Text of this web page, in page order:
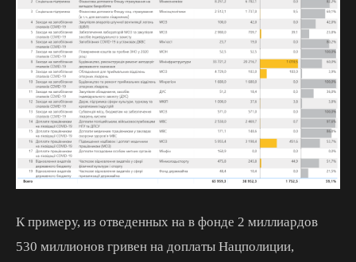
К примеру, из отведенных на в фонде 2 миллиардов
530 миллионов гривен на доплаты Нацполиции,